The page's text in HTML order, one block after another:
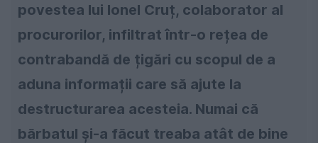
povestea lui Ionel Cruț, colaborator al
procurorilor, infiltrat într-o rețea de
contrabandă de țigări cu scopul de a
aduna informații care să ajute la
destructurarea acesteia. Numai că
bărbatul și-a făcut treaba atât de bine